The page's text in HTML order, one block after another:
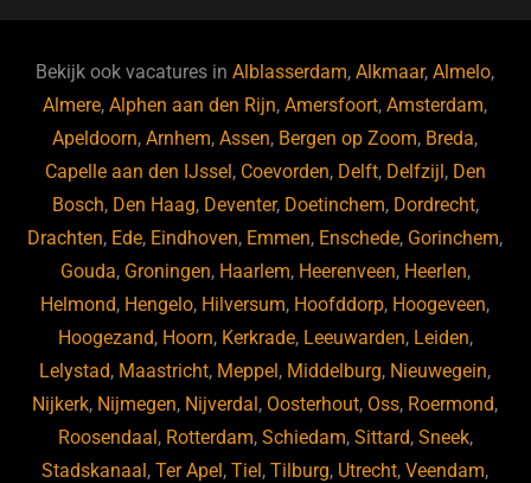
b
o
o
k
ky dI
n
Bekijk ook vacatures inAlblasserdam,Alkmaar,Almelo,
Almere,Alphen aan den Rijn,Amersfoort,Amsterdam,
Apeldoorn,Arnhem,Assen, Bergen op Zoom, Breda,
Capelle aan den IJssel , Coevorden, Delft, Delfzijl , Den
Bosch, Den Haag, Deventer, Doetinchem, Dordrecht,
Drachten, Ede, Eindhoven, Emmen, Enschede, Gorinchem,
Gouda, Groningen, Haarlem, Heerenveen, Heerlen,
Helmond, Hengelo, Hilversum, Hoofddorp, Hoogeveen,
Hoogezand, Hoorn, Kerkrade, Leeuwarden, Leiden,
Lelystad, Maastricht, Meppel , Middelburg, Nieuwegein,
Nijkerk, Nijmegen, Nijverdal , Oosterhout, Oss, Roermond,
Roosendaal , Rotterdam, Schiedam, Sittard, Sneek,
Stadskanaal ,Ter Apel ,Tiel ,Tilburg, Utrecht,Veendam,